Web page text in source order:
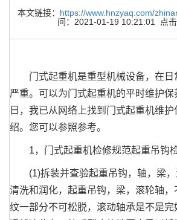
本文链接： https://www.hnzyaq.com/
间：2021-01-19 10:21:01 点
门式起重机是重型机械设备，在日
严重。可以为门式起重机的平时维护
日，我已从网络上找到门式起重机维
绍。您可以参照参考。
1，门式起重机检修规范起重吊钩
(1)拆装并查验起重吊钩，轴，梁，
清洗和润化，起重吊钩，梁，滚轮轴
纹一部分不可松脱，滚动轴承是不是完